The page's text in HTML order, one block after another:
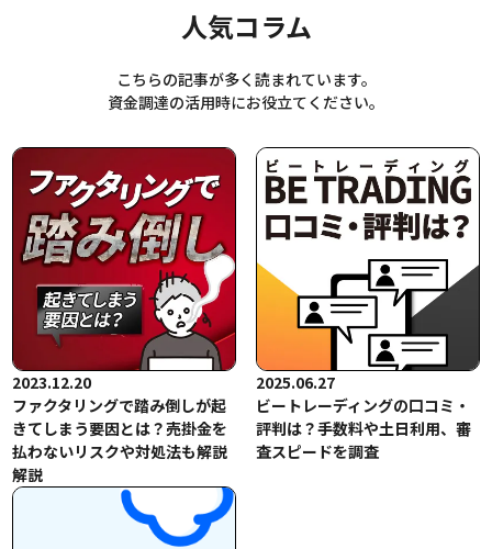
人気コラム
こちらの記事が多く読まれています。
資金調達の活用時にお役立てください。
2023.12.20
ファクタリングで踏み倒しが起
きてしまう要因とは？売掛金を
払わないリスクや対処法も解説
解説
2025.06.27
ビートレーディングの口コミ・
評判は？手数料や土日利用、審
査スピードを調査